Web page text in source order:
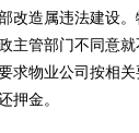
改造属违法建设
主管部门不同意
求物业公司按相
押金。